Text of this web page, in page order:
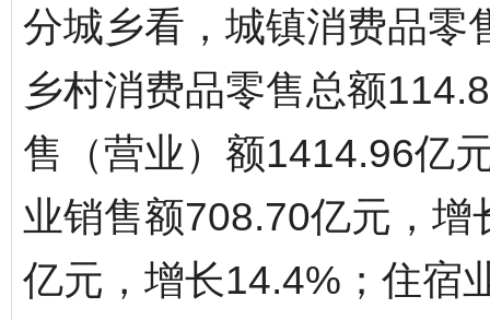
分城乡看，城镇消费品零
乡村消费品零售总额
售（营业）额1414.96亿
业销售额708.70亿元，
亿元，增长14.4%；住宿